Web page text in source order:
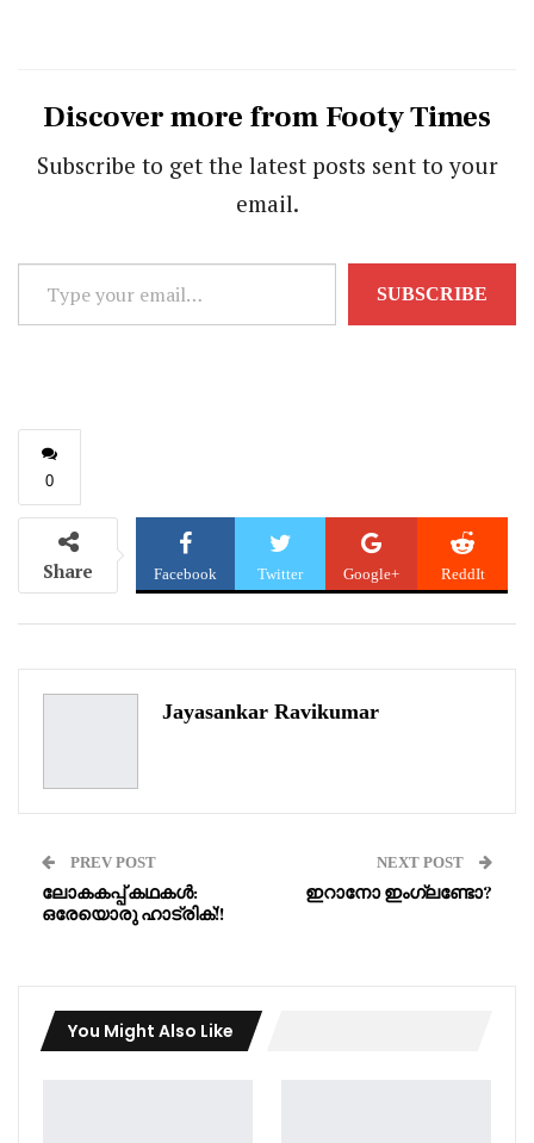
Discover more from Footy Times
Subscribe to get the latest posts sent to your
email.
Type
your
SUBSCRIBE
0
Share Facebook Twitter Google+ ReddIt
Jayasankar Ravikumar
PREV POST
ലോകകപ്പ് കഥകൾ:
ഒരേയൊരു ഹാട്രിക്!!
NEXT POST
ഇറാനോ ഇംഗ്ലണ്ടോ?
You Might Also Like